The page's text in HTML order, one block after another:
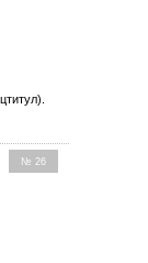
№ 26